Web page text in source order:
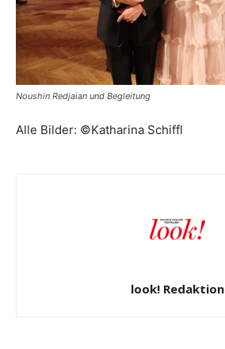
Noushin Redjaian und Begleitung
Alle Bilder: ©️Katharina Schiffl
look! Redaktion